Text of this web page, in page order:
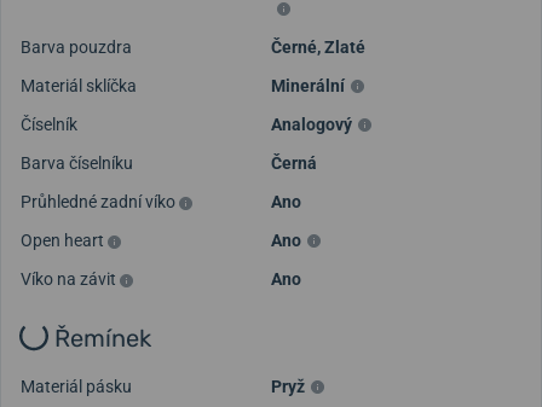
Barva pouzdra Černé,Zlaté
Materiál sklíčka
Minerální
Číselník
Analogový
Barva číselníku
Černá
Průhledné zadní víko
Ano
Open heart
Ano
Víko na závit
Ano
Řemínek
Materiál pásku
Pryž